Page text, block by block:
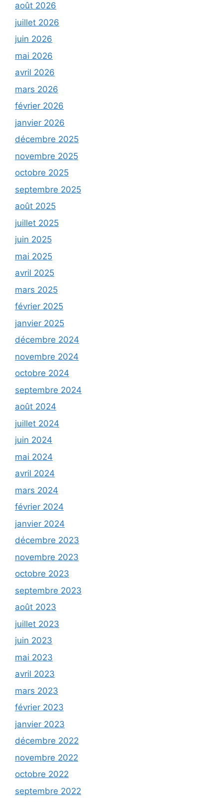
août 2026
juillet 2026
juin 2026
mai 2026
avril 2026
mars 2026
février 2026
janvier 2026
décembre 2025
novembre 2025
octobre 2025
septembre 2025
août 2025
juillet 2025
juin 2025
mai 2025
avril 2025
mars 2025
février 2025
janvier 2025
décembre 2024
novembre 2024
octobre 2024
septembre 2024
août 2024
juillet 2024
juin 2024
mai 2024
avril 2024
mars 2024
février 2024
janvier 2024
décembre 2023
novembre 2023
octobre 2023
septembre 2023
août 2023
juillet 2023
juin 2023
mai 2023
avril 2023
mars 2023
février 2023
janvier 2023
décembre 2022
novembre 2022
octobre 2022
septembre 2022